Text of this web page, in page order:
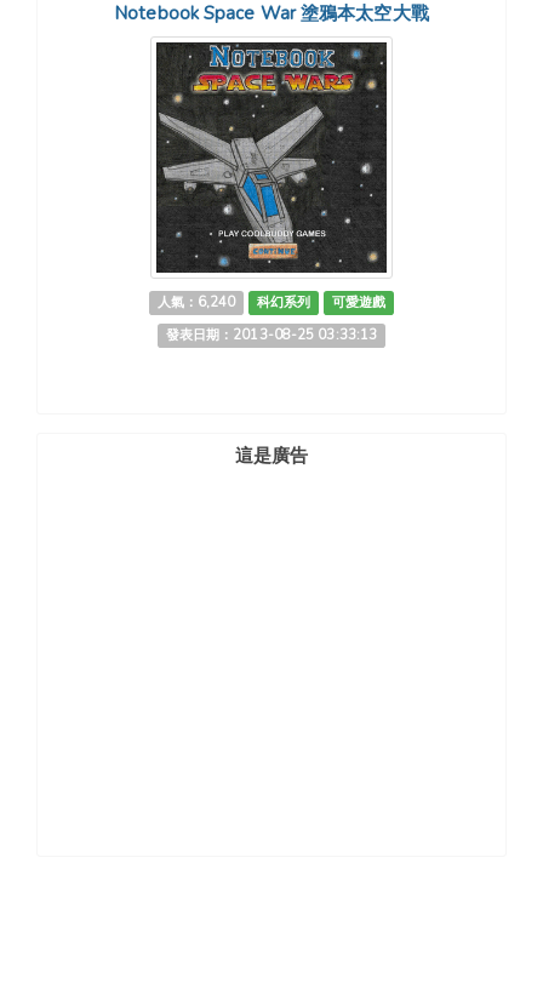
Notebook Space War 塗鴉本太空大戰
人氣：6,240 科幻系列
可愛遊戲
發表日期：2013-08-25 03:33:13
這是廣告